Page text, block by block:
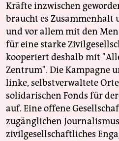
Kräfte inzwischen
braucht es Zusammenhalt
und vor allem mit den
für eine starke
kooperiert deshalb mit
Zentrum". Die Kampagne
linke, selbstverwaltete
solidarischen Fonds für
auf. Eine offene
zugänglichen
zivilgesellschaftliches